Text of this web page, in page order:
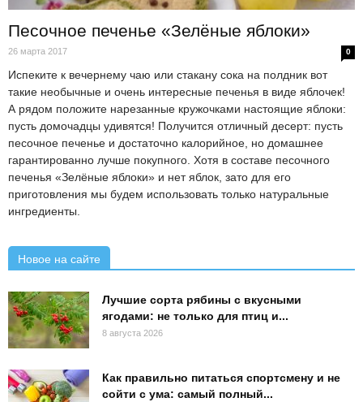
Песочное печенье «Зелёные яблоки»
26 марта 2017 0
Испеките к вечернему чаю или стакану сока на полдник вот
такие необычные и очень интересные печенья в виде яблочек!
А рядом положите нарезанные кружочками настоящие яблоки:
пусть домочадцы удивятся! Получится отличный десерт: пусть
песочное печенье и достаточно калорийное, но домашнее
гарантированно лучше покупного. Хотя в составе песочного
печенья «Зелёные яблоки» и нет яблок, зато для его
приготовления мы будем использовать только натуральные
ингредиенты.
Новое на сайте
Лучшие сорта рябины с вкусными
ягодами: не только для птиц и...
8 августа 2026
Как правильно питаться спортсмену и не
сойти с ума: самый полный...